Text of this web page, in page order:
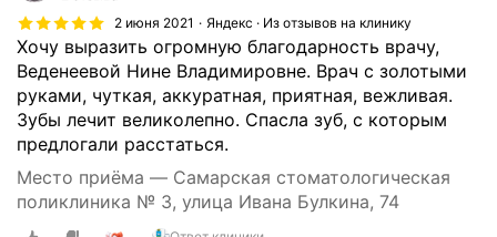
2 июня 2021
Яндекс · Из отзывов на клинику
Хочу выразить огромную благодарность врачу,
Веденеевой Нине Владимировне. Врач с золотыми
руками, чуткая, аккуратная, приятная, вежливая.
Зубы лечит великолепно. Спасла зуб, с которым
предлогали расстаться.
Место приёма — Самарская стоматологическая
поликлиника № 3, улица Ивана Булкина, 74